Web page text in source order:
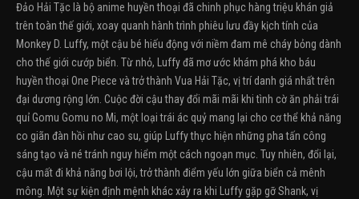
Đảo Hải Tặc là bộ anime huyền thoại đã chinh phục hàng triệu khán giả
trên toàn thế giới, xoay quanh hành trình phiêu lưu đầy kịch tính của
Monkey D. Luffy, một cậu bé hiếu động với niềm đam mê cháy bỏng dành
cho thế giới cướp biển. Từ nhỏ, Luffy đã mơ ước khám phá kho báu
huyền thoại One Piece và trở thành Vua Hải Tặc, vị trí danh giá nhất trên
đại dương rộng lớn. Cuộc đời cậu thay đổi mãi mãi khi tình cờ ăn phải trái
quỉ Gomu Gomu no Mi, một loại trái ác quỷ mang lại cho cơ thể khả năng
co giãn đàn hồi như cao su, giúp Luffy thực hiện những pha tấn công
sáng tạo và né tránh nguy hiểm một cách ngoạn mục. Tuy nhiên, đổi lại,
cậu mất đi khả năng bơi lội, trở thành điểm yếu lớn giữa biển cả mênh
mông. Một sự kiện định mệnh khác xảy ra khi Luffy gặp gỡ Shank, vị